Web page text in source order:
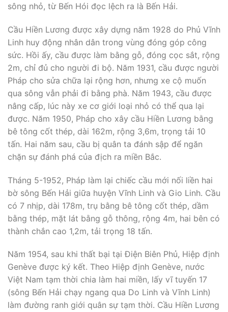
sông nhỏ, từ Bến Hói đọc lệch ra là Bến Hải.
Cầu Hiền Lương được xây dựng năm 1928 do Phủ Vĩnh
Linh huy động nhân dân trong vùng đóng góp công
sức. Hồi ấy, cầu được làm bằng gỗ, đóng cọc sắt, rộng
2m, chỉ đủ cho người đi bộ. Năm 1931, cầu được người
Pháp cho sửa chữa lại rộng hơn, nhưng xe cộ muốn
qua sông vẫn phải đi bằng phà. Năm 1943, cầu được
nâng cấp, lúc này xe cơ giới loại nhỏ có thể qua lại
được. Năm 1950, Pháp cho xây cầu Hiền Lương bằng
bê tông cốt thép, dài 162m, rộng 3,6m, trọng tải 10
tấn. Hai năm sau, cầu bị quân ta đánh sập để ngăn
chặn sự đánh phá của địch ra miền Bắc.
Tháng 5-1952, Pháp làm lại chiếc cầu mới nối liền hai
bờ sông Bến Hải giữa huyện Vĩnh Linh và Gio Linh. Cầu
có 7 nhịp, dài 178m, trụ bằng bê tông cốt thép, dầm
bằng thép, mặt lát bằng gỗ thông, rộng 4m, hai bên có
thành chắn cao 1,2m, tải trọng 18 tấn.
Năm 1954, sau khi thất bại tại Điện Biên Phủ, Hiệp định
Genève được ký kết. Theo Hiệp định Genève, nước
Việt Nam tạm thời chia làm hai miền, lấy vĩ tuyến 17
(sông Bến Hải chạy ngang qua Do Linh và Vĩnh Linh)
làm đường ranh giới quân sự tạm thời. Cầu Hiền Lương